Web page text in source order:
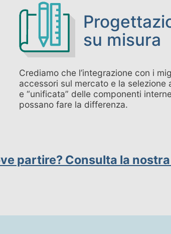
su misura
Crediamo che l’integrazione con i
accessori sul mercato e la selezione
e “unificata” delle componenti interne
possano fare la differenza.
partire? Consulta la